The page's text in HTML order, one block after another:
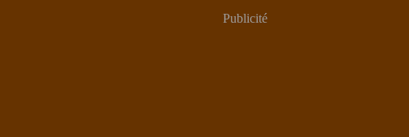
Publicité